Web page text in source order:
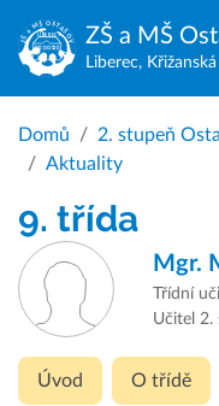
ZŠ a MŠ
Liberec,
Domů 2. stupeň
Aktuality
9. třída
Mgr.
Třídní
Učitel 2.
Úvod O třídě